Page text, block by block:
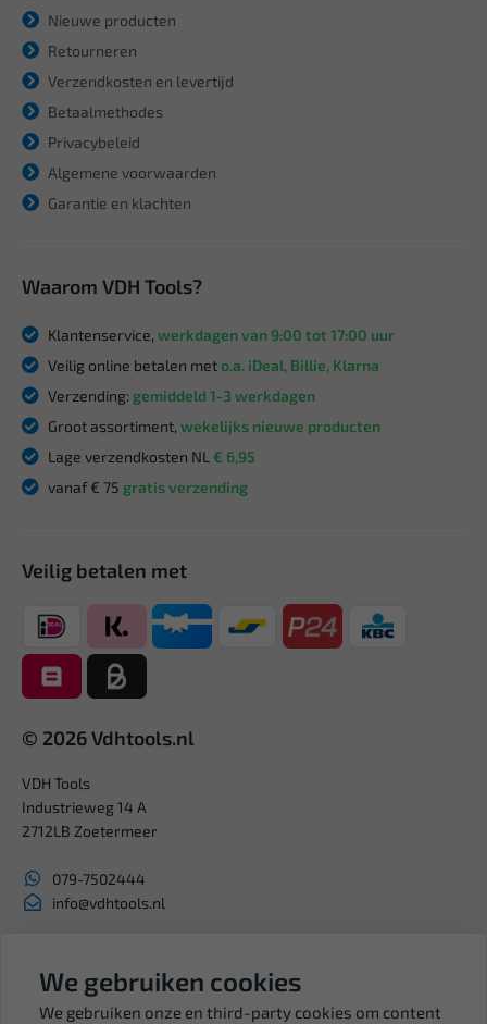
Nieuwe producten
Retourneren
Verzendkosten en levertijd
Betaalmethodes
Privacybeleid
Algemene voorwaarden
Garantie en klachten
Waarom VDH Tools?
Klantenservice, werkdagen van 9:00 tot 17:00 uur
Veilig online betalen meto.a. iDeal, Billie, Klarna
Verzending: gemiddeld 1-3 werkdagen
Groot assortiment, wekelijks nieuwe producten
Lage verzendkosten NL € 6,95
vanaf € 75 gratis verzending
Veilig betalen met
© 2026 Vdhtools.nl
VDH Tools
Industrieweg 14 A
2712LB Zoetermeer
079-7502444
info@vdhtools.nl
BTW: NL819958657B01
We gebruiken cookies
We gebruiken onze en third-party cookies om content